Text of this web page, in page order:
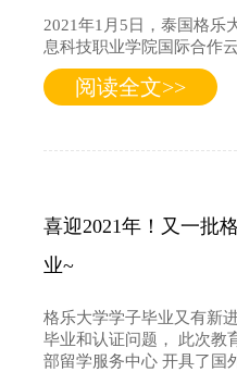
2021年1月5日，泰国格乐
息科技职业学院国际合作
阅读全文>>
喜迎2021年！又一批
业~
格乐大学学子毕业又有新
毕业和认证问题， 此次教
部留学服务中心 开具了国